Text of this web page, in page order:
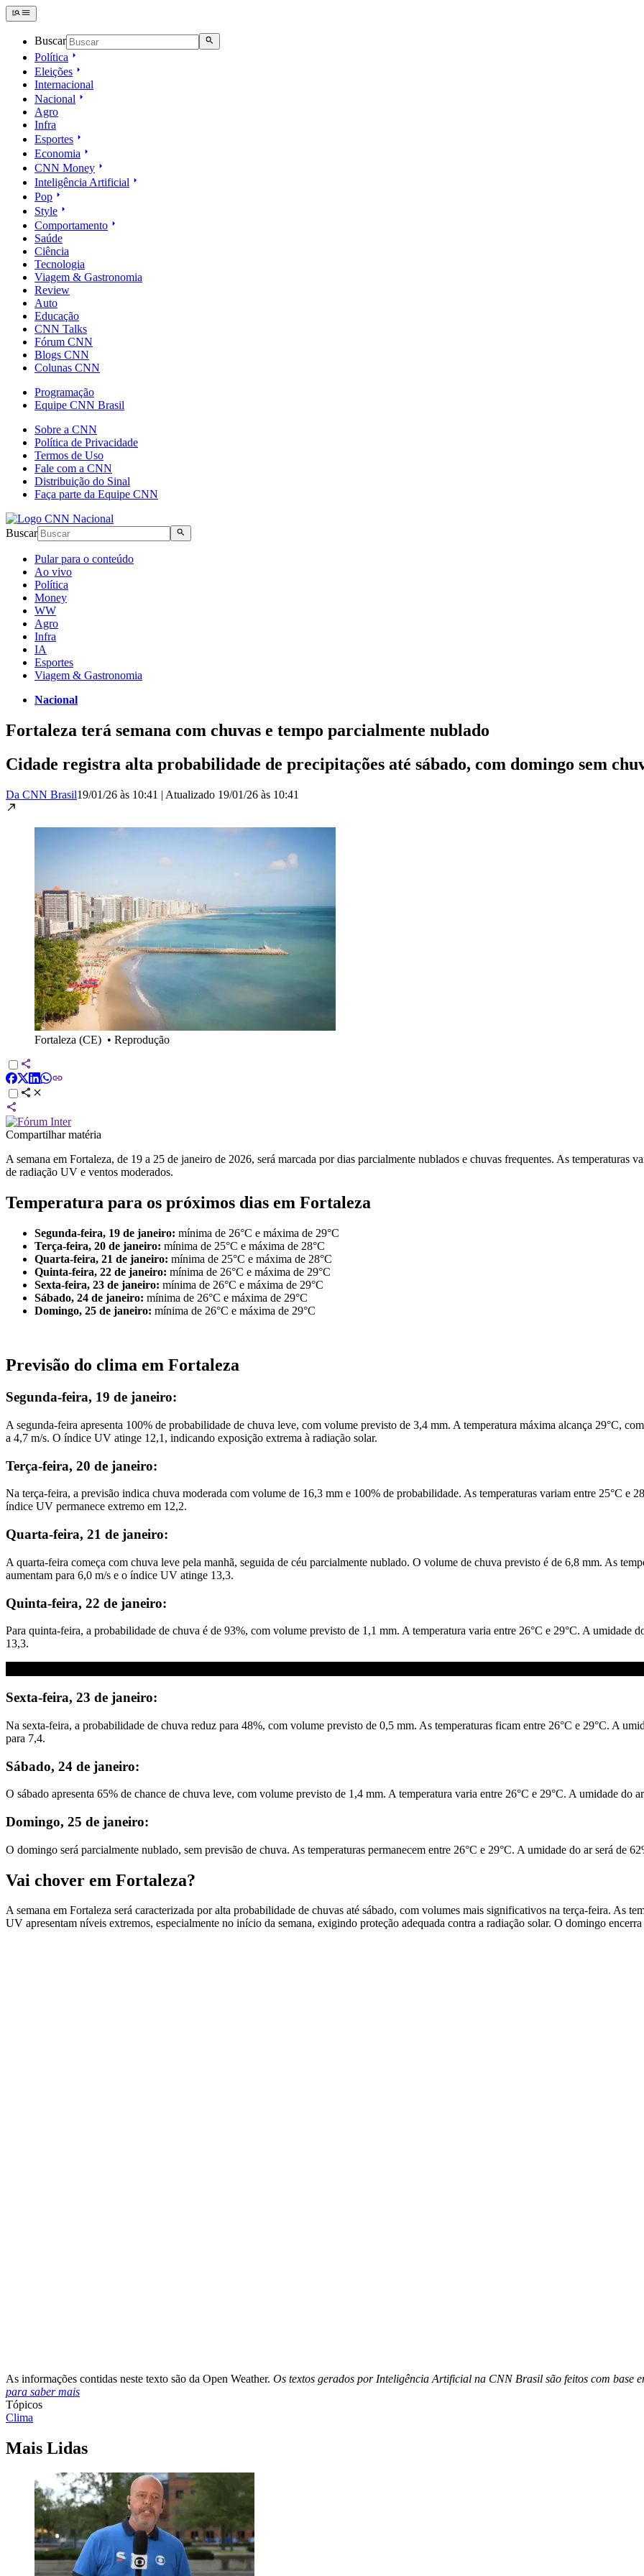
Buscar
Política
Eleições
Internacional
Nacional
Agro
Infra
Esportes
Economia
CNN Money
Inteligência Artificial
Pop
Style
Comportamento
Saúde
Ciência
Tecnologia
Viagem & Gastronomia
Review
Auto
Educação
CNN Talks
Fórum CNN
Blogs CNN
Colunas CNN
Programação
Equipe CNN Brasil
Sobre a CNN
Política de Privacidade
Termos de Uso
Fale com a CNN
Distribuição do Sinal
Faça parte da Equipe CNN
Buscar
Pular para o conteúdo
Ao vivo
Política
Money
WW
Agro
Infra
IA
Esportes
Viagem & Gastronomia
Nacional
Fortaleza terá semana com chuvas e tempo parcialmente nublado
Cidade registra alta probabilidade de precipitações até sábado, com domingo sem
Da CNN Brasil19/01/26 às 10:41 | Atualizado 19/01/26 às 10:41
Fortaleza (CE) • Reprodução
Compartilhar matéria
A semana em Fortaleza, de 19 a 25 de janeiro de 2026, será marcada por dias parcialmente nublados e chuvas frequentes. As temperaturas
de radiação UV e ventos moderados.
Temperatura para os próximos dias em Fortaleza
Segunda-feira, 19 de janeiro: mínima de 26°C e máxima de 29°C
Terça-feira, 20 de janeiro: mínima de 25°C e máxima de 28°C
Quarta-feira, 21 de janeiro: mínima de 25°C e máxima de 28°C
Quinta-feira, 22 de janeiro: mínima de 26°C e máxima de 29°C
Sexta-feira, 23 de janeiro: mínima de 26°C e máxima de 29°C
Sábado, 24 de janeiro: mínima de 26°C e máxima de 29°C
Domingo, 25 de janeiro: mínima de 26°C e máxima de 29°C
Previsão do clima em Fortaleza
Segunda-feira, 19 de janeiro:
A segunda-feira apresenta 100% de probabilidade de chuva leve, com volume previsto de 3,4 mm. A temperatura máxima alcança 29°C,
a 4,7 m/s. O índice UV atinge 12,1, indicando exposição extrema à radiação solar.
Terça-feira, 20 de janeiro:
Na terça-feira, a previsão indica chuva moderada com volume de 16,3 mm e 100% de probabilidade. As temperaturas variam entre 25°C e
índice UV permanece extremo em 12,2.
Quarta-feira, 21 de janeiro:
A quarta-feira começa com chuva leve pela manhã, seguida de céu parcialmente nublado. O volume de chuva previsto é de 6,8 mm. As
aumentam para 6,0 m/s e o índice UV atinge 13,3.
Quinta-feira, 22 de janeiro:
Para quinta-feira, a probabilidade de chuva é de 93%, com volume previsto de 1,1 mm. A temperatura varia entre 26°C e 29°C. A umidade
13,3.
Sexta-feira, 23 de janeiro:
Na sexta-feira, a probabilidade de chuva reduz para 48%, com volume previsto de 0,5 mm. As temperaturas ficam entre 26°C e 29°C. A
para 7,4.
Sábado, 24 de janeiro:
O sábado apresenta 65% de chance de chuva leve, com volume previsto de 1,4 mm. A temperatura varia entre 26°C e 29°C. A umidade do
Domingo, 25 de janeiro:
O domingo será parcialmente nublado, sem previsão de chuva. As temperaturas permanecem entre 26°C e 29°C. A umidade do ar será de
Vai chover em Fortaleza?
A semana em Fortaleza será caracterizada por alta probabilidade de chuvas até sábado, com volumes mais significativos na terça-feira. As
UV apresentam níveis extremos, especialmente no início da semana, exigindo proteção adequada contra a radiação solar. O domingo
As informações contidas neste texto são da Open Weather. Os textos gerados por Inteligência Artificial na CNN Brasil são feitos com base
para saber mais
Tópicos
Clima
Mais Lidas